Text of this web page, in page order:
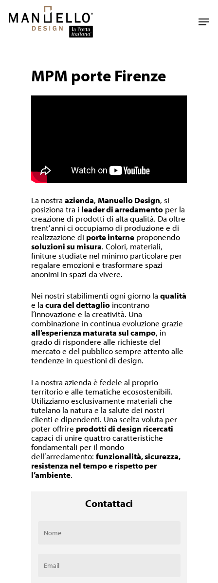
main
MPM porte Firenze
La nostraazienda, Manuello Design, si
posiziona tra i leader di arredamento per la
creazione di prodotti di alta qualità. Da oltre
trent’anni ci occupiamo di produzione e di
realizzazione di porte interne proponendo
soluzioni su misura. Colori, materiali,
finiture studiate nel minimo particolare per
regalare emozioni e trasformare spazi
anonimi in spazi da vivere.
Nei nostri stabilimenti ogni giorno laqualità
e lacura del dettaglio incontrano
l’innovazione e la creatività. Una
combinazione in continua evoluzione grazie
all’esperienza maturata sul campo, in
grado di rispondere alle richieste del
mercato e del pubblico sempre attento alle
tendenze in questioni di design.
La nostra azienda è fedele al proprio
territorio e alle tematiche ecosostenibili.
Utilizziamo esclusivamente materiali che
tutelano la natura e la salute dei nostri
clienti e dipendenti. Una scelta voluta per
poter offrire prodotti di design ricercati
capaci di unire quattro caratteristiche
fondamentali per il mondo
dell’arredamento:funzionalità, sicurezza,
resistenza nel tempo e rispetto per
l’ambiente.
Contattaci